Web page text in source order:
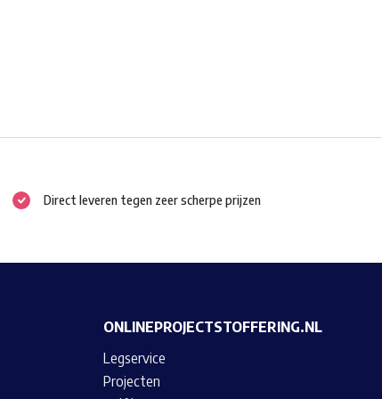
Direct leveren tegen zeer scherpe prijzen
ONLINEPROJECTSTOFFERING.NL
Legservice
Projecten